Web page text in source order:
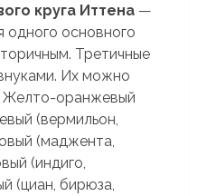
круга Иттена —
одного основного
Третичные
Их можно
Желто-оранжевый
(вермильон,
(маджента,
(индиго,
(циан, бирюза,